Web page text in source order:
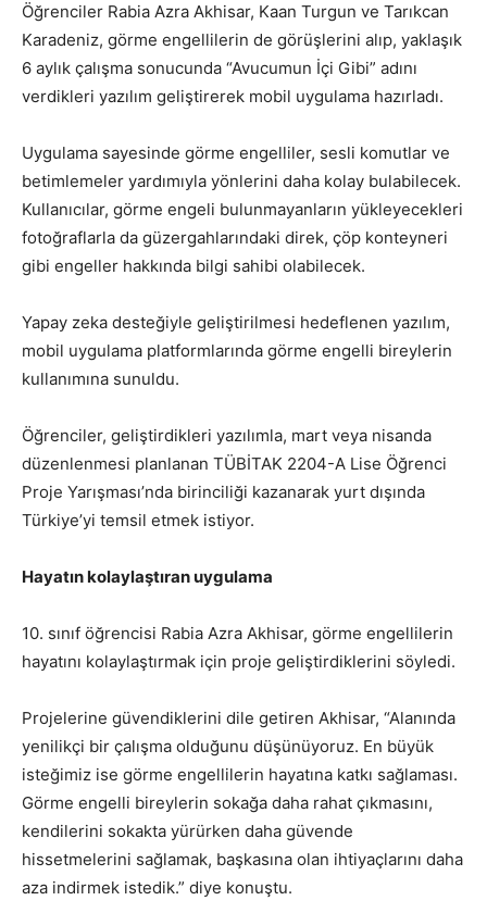
Öğrenciler Rabia Azra Akhisar, Kaan Turgun ve Tarıkcan
Karadeniz, görme engellilerin de görüşlerini alıp, yaklaşık
6 aylık çalışma sonucunda “Avucumun İçi Gibi” adını
verdikleri yazılım geliştirerek mobil uygulama hazırladı.
Uygulama sayesinde görme engelliler, sesli komutlar ve
betimlemeler yardımıyla yönlerini daha kolay bulabilecek.
Kullanıcılar, görme engeli bulunmayanların yükleyecekleri
fotoğraflarla da güzergahlarındaki direk, çöp konteyneri
gibi engeller hakkında bilgi sahibi olabilecek.
Yapay zeka desteğiyle geliştirilmesi hedeflenen yazılım,
mobil uygulama platformlarında görme engelli bireylerin
kullanımına sunuldu.
Öğrenciler, geliştirdikleri yazılımla, mart veya nisanda
düzenlenmesi planlanan TÜBİTAK 2204-A Lise Öğrenci
Proje Yarışması’nda birinciliği kazanarak yurt dışında
Türkiye’yi temsil etmek istiyor.
Hayatın kolaylaştıran uygulama
10. sınıf öğrencisi Rabia Azra Akhisar, görme engellilerin
hayatını kolaylaştırmak için proje geliştirdiklerini söyledi.
Projelerine güvendiklerini dile getiren Akhisar, “Alanında
yenilikçi bir çalışma olduğunu düşünüyoruz. En büyük
isteğimiz ise görme engellilerin hayatına katkı sağlaması.
Görme engelli bireylerin sokağa daha rahat çıkmasını,
kendilerini sokakta yürürken daha güvende
hissetmelerini sağlamak, başkasına olan ihtiyaçlarını daha
aza indirmek istedik.” diye konuştu.